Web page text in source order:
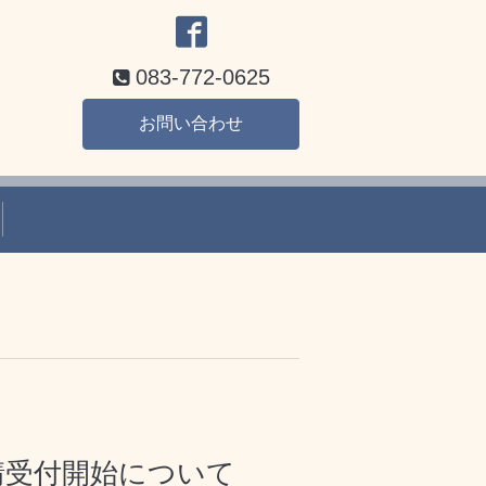
083-772-0625
お問い合わせ
付開始について